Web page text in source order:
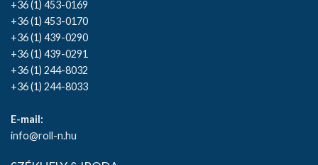
+36 (1) 453-0169
+36 (1) 453-0170
+36 (1) 439-0290
+36 (1) 439-0291
+36 (1) 244-8032
+36 (1) 244-8033
E-mail:
info@roll-n.hu